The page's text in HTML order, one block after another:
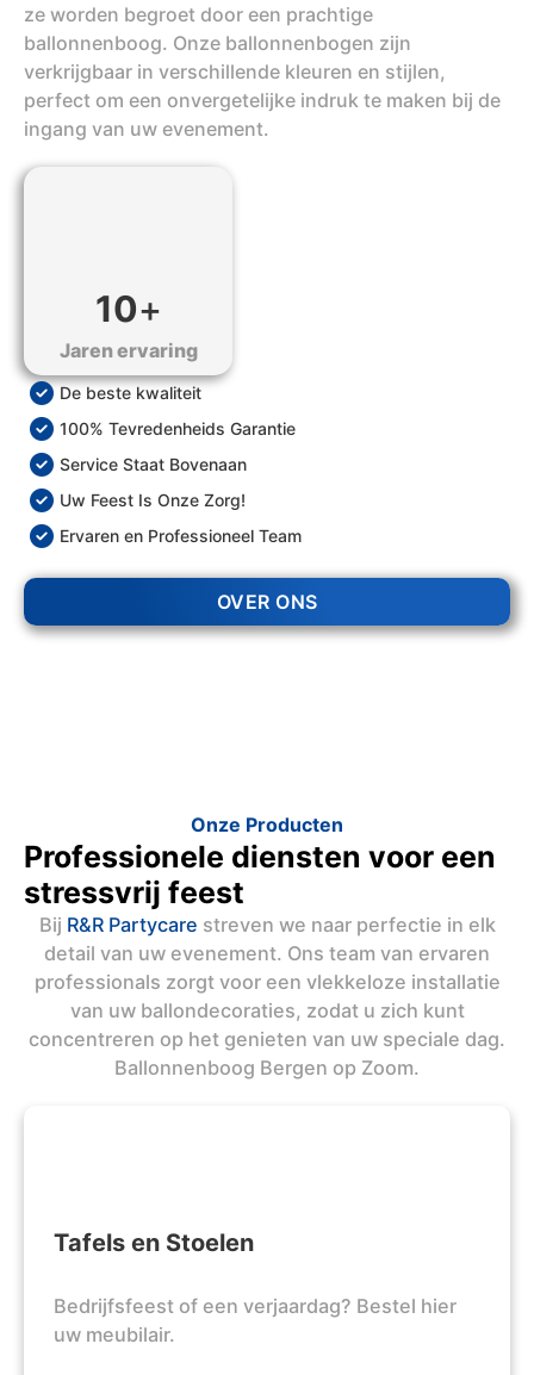
ze worden begroet door een prachtige
ballonnenboog. Onze ballonnenbogen zijn
verkrijgbaar in verschillende kleuren en stijlen,
perfect om een onvergetelijke indruk te maken bij de
ingang van uw evenement.
10+
Jaren ervaring
De beste kwaliteit
100% Tevredenheids Garantie
Service Staat Bovenaan
Uw Feest Is Onze Zorg!
Ervaren en Professioneel Team
OVER ONS
Onze Producten
Professionele diensten voor een
stressvrij feest
Bij R&R Partycare streven we naar perfectie in elk
detail van uw evenement. Ons team van ervaren
professionals zorgt voor een vlekkeloze installatie
van uw ballondecoraties, zodat u zich kunt
concentreren op het genieten van uw speciale dag.
Ballonnenboog Bergen op Zoom.
Tafels en Stoelen
Bedrijfsfeest of een verjaardag? Bestel hier
uw meubilair.